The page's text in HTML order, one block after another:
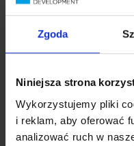
Zgoda
Niniejsza strona
Wykorzystujemy pliki
i reklam, aby oferować
analizować ruch w
Gotowe